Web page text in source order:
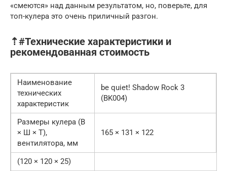
«смеются» над данным результатом, но, поверьте, для
топ-кулера это очень приличный разгон.
⇡#Технические характеристики и
рекомендованная стоимость
Наименование
технических
характеристик
be quiet! Shadow Rock 3
(BK004)
Размеры кулера (В
× Ш × Т),
вентилятора, мм
165 × 131 × 122
(120 × 120 × 25)